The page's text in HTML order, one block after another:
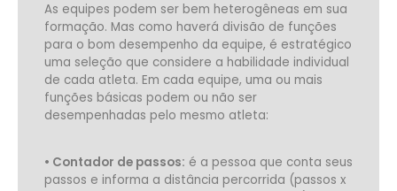
As equipes podem ser bem heterogêneas em sua
formação. Mas como haverá divisão de funções
para o bom desempenho da equipe, é estratégico
uma seleção que considere a habilidade individual
de cada atleta. Em cada equipe, uma ou mais
funções básicas podem ou não ser
desempenhadas pelo mesmo atleta:
• Contador de passos: é a pessoa que conta seus
passos e informa a distância percorrida (passos x